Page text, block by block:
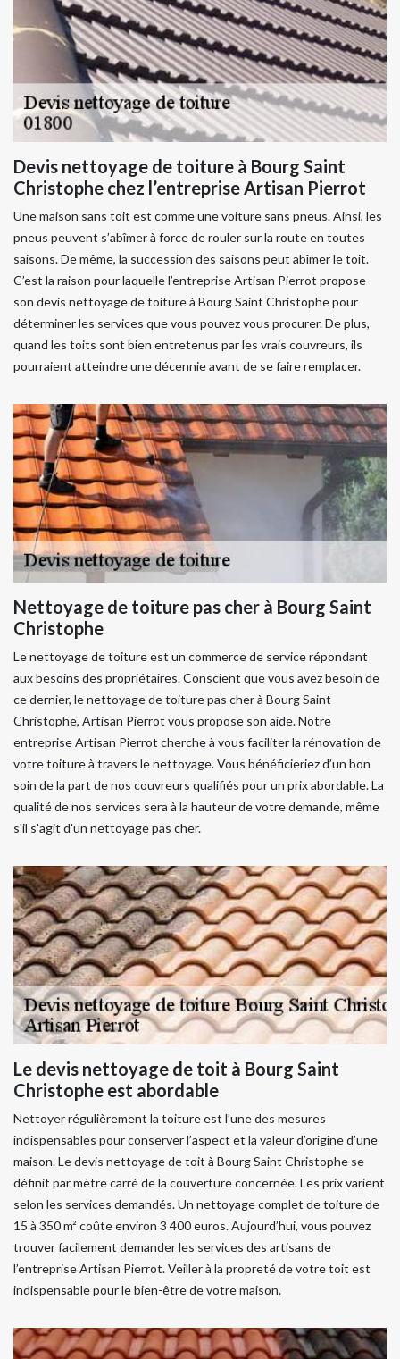
Devis nettoyage de toiture à Bourg Saint
Christophe chez l’entreprise Artisan Pierrot
Une maison sans toit est comme une voiture sans pneus. Ainsi, les
pneus peuvent s’abîmer à force de rouler sur la route en toutes
saisons. De même, la succession des saisons peut abîmer le toit.
C’est la raison pour laquelle l’entreprise Artisan Pierrot propose
son devis nettoyage de toiture à Bourg Saint Christophe pour
déterminer les services que vous pouvez vous procurer. De plus,
quand les toits sont bien entretenus par les vrais couvreurs, ils
pourraient atteindre une décennie avant de se faire remplacer.
Nettoyage de toiture pas cher à Bourg Saint
Christophe
Le nettoyage de toiture est un commerce de service répondant
aux besoins des propriétaires. Conscient que vous avez besoin de
ce dernier, le nettoyage de toiture pas cher à Bourg Saint
Christophe, Artisan Pierrot vous propose son aide. Notre
entreprise Artisan Pierrot cherche à vous faciliter la rénovation de
votre toiture à travers le nettoyage. Vous bénéficieriez d’un bon
soin de la part de nos couvreurs qualifiés pour un prix abordable. La
qualité de nos services sera à la hauteur de votre demande, même
s'il s'agit d'un nettoyage pas cher.
Le devis nettoyage de toit à Bourg Saint
Christophe est abordable
Nettoyer régulièrement la toiture est l’une des mesures
indispensables pour conserver l’aspect et la valeur d’origine d’une
maison. Le devis nettoyage de toit à Bourg Saint Christophe se
définit par mètre carré de la couverture concernée. Les prix varient
selon les services demandés. Un nettoyage complet de toiture de
15 à 350 m² coûte environ 3 400 euros. Aujourd’hui, vous pouvez
trouver facilement demander les services des artisans de
l’entreprise Artisan Pierrot. Veiller à la propreté de votre toit est
indispensable pour le bien-être de votre maison.